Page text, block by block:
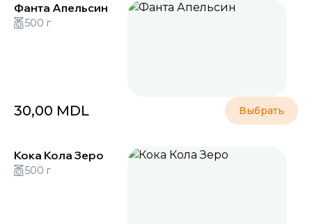
Фанта Апельсин
500 г
30,00 MDL Выбрать
Кока Кола Зеро
500 г